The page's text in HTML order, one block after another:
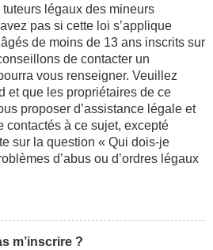
légaux des mineurs
pas si cette loi s’applique
de moins de 13 ans inscrits sur
de contacter un
vous renseigner. Veuillez
et que les propriétaires de ce
proposer d’assistance légale et
contactés à ce sujet, excepté
sur la question « Qui dois-je
d’abus ou d’ordres légaux
m’inscrire ?